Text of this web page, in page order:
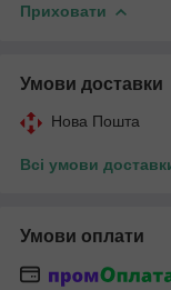
Приховати
Умови доставки
Нова Пошта
Всі умови
Умови оплати